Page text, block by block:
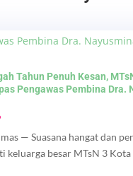
Tahun Penuh Kesan,
Pengawas Pembina Dra.
— Suasana hangat dan
keluarga besar MTsN 3 Kota